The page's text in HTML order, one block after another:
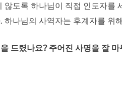
도록 하나님이 직접 인도자
나님의 사역자는 후계자를 위
드렸나요? 주어진 사명을 잘